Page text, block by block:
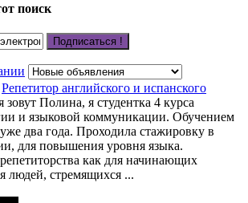
поиск
Подписаться !
Репетитор английского и испанского
Полина, я студентка 4 курса
и языковой коммуникации. Обучением
два года. Проходила стажировку в
для повышения уровня языка.
как для начинающих
людей, стремящихся ...